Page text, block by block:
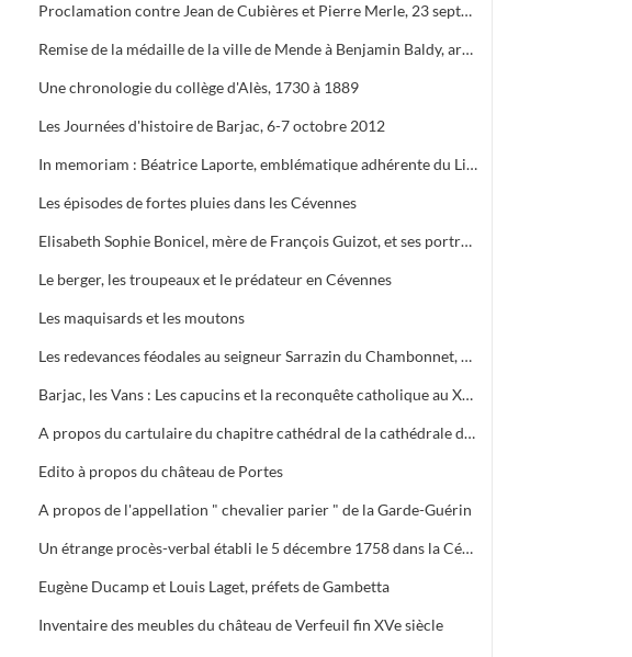
Proclamation contre Jean de Cubières et Pierre Merle, 23 septembre 1472
Remise de la médaille de la ville de Mende à Benjamin Baldy, archiviste-documentaliste aux Archives de la Lozère, pour ses 90 ans
Une chronologie du collège d'Alès, 1730 à 1889
Les Journées d'histoire de Barjac, 6-7 octobre 2012
In memoriam : Béatrice Laporte, emblématique adhérente du Lien des Chercheurs
Les épisodes de fortes pluies dans les Cévennes
Elisabeth Sophie Bonicel, mère de François Guizot, et ses portraitistes
Le berger, les troupeaux et le prédateur en Cévennes
Les maquisards et les moutons
Les redevances féodales au seigneur Sarrazin du Chambonnet, en 1842, au Thérond, paroisse de Ponteils (Gard)
Barjac, les Vans : Les capucins et la reconquête catholique au XVIIe siècle
A propos du cartulaire du chapitre cathédral de la cathédrale de Nîmes
Edito à propos du château de Portes
A propos de l'appellation " chevalier parier " de la Garde-Guérin
Un étrange procès-verbal établi le 5 décembre 1758 dans la Cévenne ardéchoise
Eugène Ducamp et Louis Laget, préfets de Gambetta
Inventaire des meubles du château de Verfeuil fin XVe siècle